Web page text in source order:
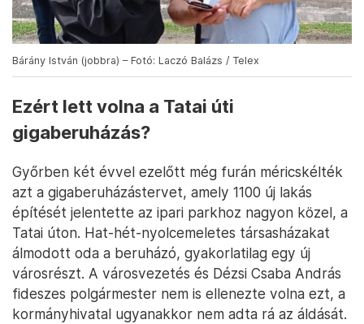
Bárány István (jobbra) – Fotó: Laczó Balázs / Telex
Ezért lett volna a Tatai úti
gigaberuházás?
Győrben két évvel ezelőtt még furán méricskélték
azt a gigaberuházástervet, amely 1100 új lakás
építését jelentette az ipari parkhoz nagyon közel, a
Tatai úton. Hat-hét-nyolcemeletes társasházakat
álmodott oda a beruházó, gyakorlatilag egy új
városrészt. A városvezetés és Dézsi Csaba András
fideszes polgármester nem is ellenezte volna ezt, a
kormányhivatal ugyanakkor nem adta rá az áldását.